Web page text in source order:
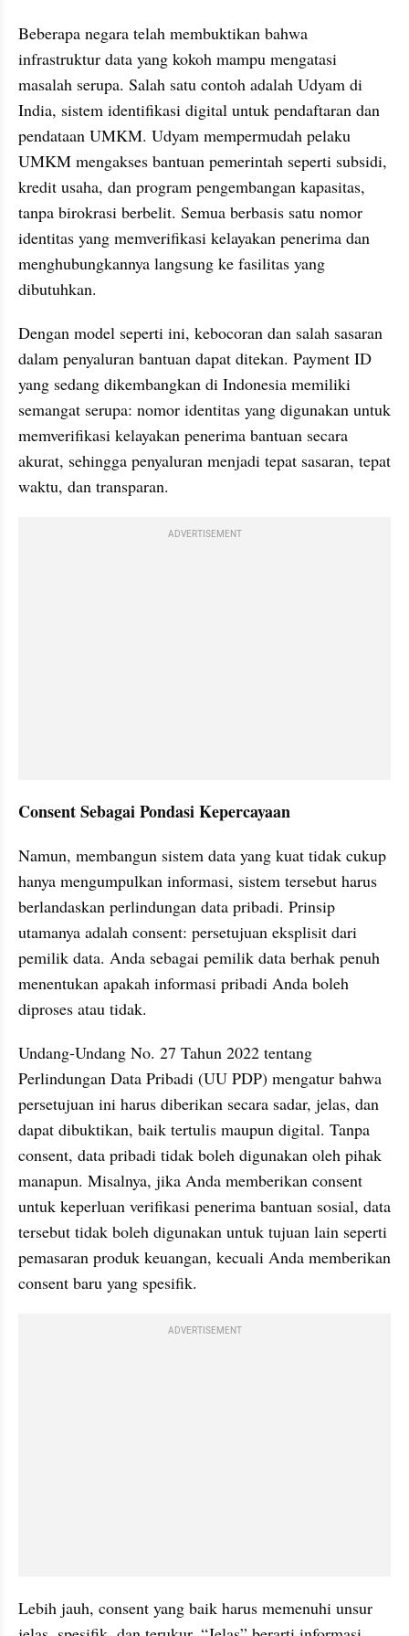
Beberapa negara telah membuktikan bahwa
infrastruktur data yang kokoh mampu mengatasi
masalah serupa. Salah satu contoh adalah Udyam di
India, sistem identifikasi digital untuk pendaftaran dan
pendataan UMKM. Udyam mempermudah pelaku
UMKM mengakses bantuan pemerintah seperti subsidi,
kredit usaha, dan program pengembangan kapasitas,
tanpa birokrasi berbelit. Semua berbasis satu nomor
identitas yang memverifikasi kelayakan penerima dan
menghubungkannya langsung ke fasilitas yang
dibutuhkan.
Dengan model seperti ini, kebocoran dan salah sasaran
dalam penyaluran bantuan dapat ditekan. Payment ID
yang sedang dikembangkan di Indonesia memiliki
semangat serupa: nomor identitas yang digunakan untuk
memverifikasi kelayakan penerima bantuan secara
akurat, sehingga penyaluran menjadi tepat sasaran, tepat
waktu, dan transparan.
ADVERTISEMENT
Consent Sebagai Pondasi Kepercayaan
Namun, membangun sistem data yang kuat tidak cukup
hanya mengumpulkan informasi, sistem tersebut harus
berlandaskan perlindungan data pribadi. Prinsip
utamanya adalah consent: persetujuan eksplisit dari
pemilik data. Anda sebagai pemilik data berhak penuh
menentukan apakah informasi pribadi Anda boleh
diproses atau tidak.
Undang-Undang No. 27 Tahun 2022 tentang
Perlindungan Data Pribadi (UU PDP) mengatur bahwa
persetujuan ini harus diberikan secara sadar, jelas, dan
dapat dibuktikan, baik tertulis maupun digital. Tanpa
consent, data pribadi tidak boleh digunakan oleh pihak
manapun. Misalnya, jika Anda memberikan consent
untuk keperluan verifikasi penerima bantuan sosial, data
tersebut tidak boleh digunakan untuk tujuan lain seperti
pemasaran produk keuangan, kecuali Anda memberikan
consent baru yang spesifik.
ADVERTISEMENT
Lebih jauh, consent yang baik harus memenuhi unsur